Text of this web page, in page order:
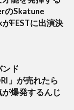
のSkatune
FESTに出演決
ンド
」が売れたら
が爆発するんじ